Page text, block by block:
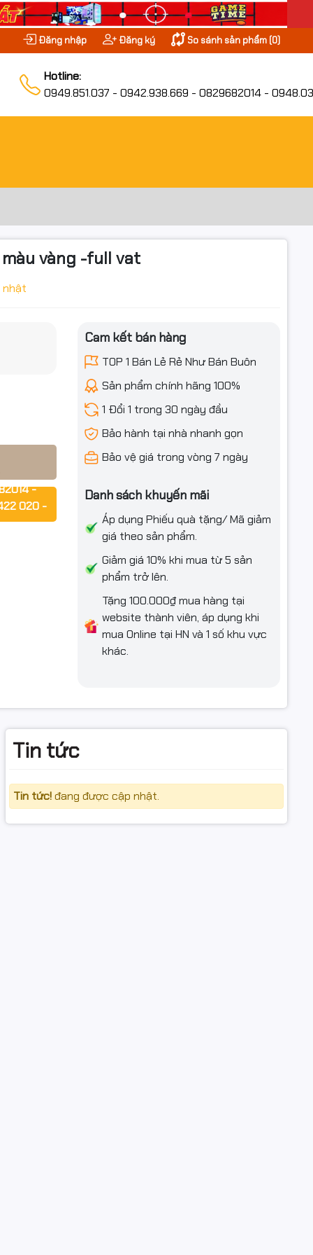
Đăng nhập Đăng ký So sánh sản phẩm (0)
Hotline:
0949.851.037 - 0942.938.669 - 0829682014 -
màu vàng -full vat
nhật
-
020 -
Cam kết bán hàng
TOP 1 Bán Lẻ Rẻ Như Bán Buôn
Sản phẩm chính hãng 100%
1 Đổi 1 trong 30 ngày đầu
Bảo hành tại nhà nhanh gọn
Bảo vệ giá trong vòng 7 ngày
Danh sách khuyến mãi
Áp dụng Phiếu quà tặng/ Mã giảm
giá theo sản phẩm.
Giảm giá 10% khi mua từ 5 sản
phẩm trở lên.
Tặng 100.000₫ mua hàng tại
website thành viên, áp dụng khi
mua Online tại HN và 1 số khu vực
khác.
Tin tức
Tin tức!đang được cập nhật.
150a /
cho các
Đây là
in tài
ưu đãi